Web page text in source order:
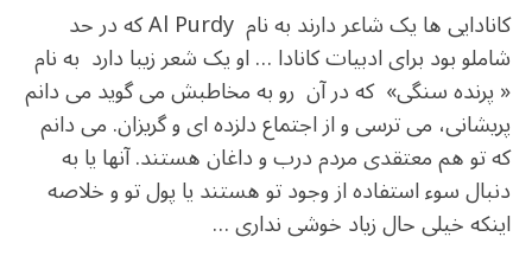
کانادایی ها یک شاعر دارند به نام Al Purdy که در حد
شاملو بود برای ادبیات کانادا … او یک شعر زیبا دارد به نام
« پرنده سنگی» که در آن رو به مخاطبش می گوید می دانم
پریشانی، می ترسی و از اجتماع دلزده ای و گریزان. می دانم
که تو هم معتقدی مردم درب و داغان هستند. آنها یا به
دنبال سوء استفاده از وجود تو هستند یا پول تو و خلاصه
اینکه خیلی حال زیاد خوشی نداری …